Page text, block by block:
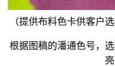
（提供布料色卡供客户
根据图稿的潘通色号，